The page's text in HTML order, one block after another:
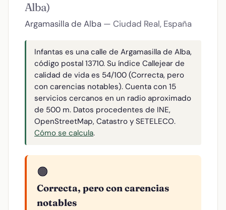
Alba)
Argamasilla de Alba — Ciudad Real, España
Infantas es una calle de Argamasilla de Alba,
código postal 13710. Su índice Callejear de
calidad de vida es 54/100 (Correcta, pero
con carencias notables). Cuenta con 15
servicios cercanos en un radio aproximado
de 500 m. Datos procedentes de INE,
OpenStreetMap, Catastro y SETELECO.
Cómo se calcula.
🟠
Correcta, pero con carencias
notables